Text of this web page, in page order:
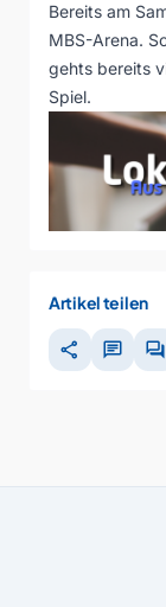
Bereits am
MBS-Arena.
gehts bereits
Spiel.
Artikel teilen
share chat forum